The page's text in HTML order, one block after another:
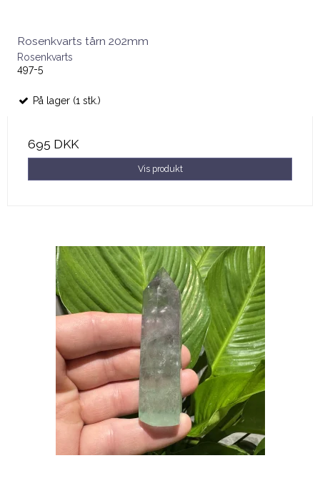
Rosenkvarts tårn 202mm
Rosenkvarts
497-5
På lager (1 stk.)
695 DKK
Vis produkt